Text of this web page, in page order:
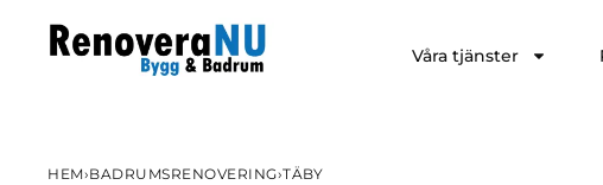
Våra tjänster
HEM›BADRUMSRENOVERING›TÄBY